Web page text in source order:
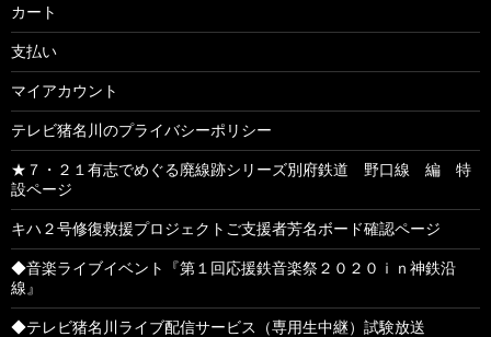
カート
支払い
マイアカウント
テレビ猪名川のプライバシーポリシー
★７・２１有志でめぐる廃線跡シリーズ別府鉄道 野口線 編 特
設ページ
キハ２号修復救援プロジェクトご支援者芳名ボード確認ページ
◆音楽ライブイベント『第１回応援鉄音楽祭２０２０ｉｎ神鉄沿
線』
◆テレビ猪名川ライブ配信サービス（専用生中継）試験放送